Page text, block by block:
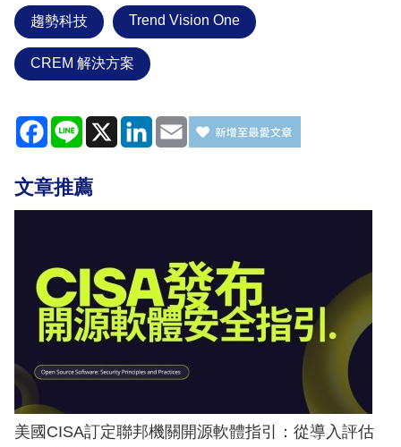
趨勢科技 Trend Vision One
CREM 解決方案
Facebook
Line X LinkedIn
Email
文章推薦
美國CISA訂定聯邦機關開源軟體指引：從導入評估